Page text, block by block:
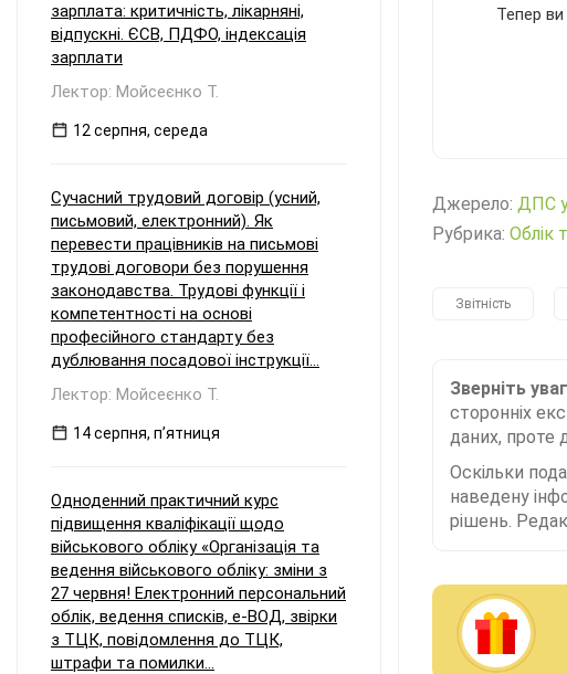
Тепер
Джерело: ДПС у
Рубрика: Облік
Звітність
Зверніть
сторонніх
даних, проте
Оскільки
наведену
рішень.
зарплата: критичність, лікарняні,
відпускні. ЄСВ, ПДФО, індексація
зарплати
Лектор: Мойсеєнко Т.
12 серпня, середа
Сучасний трудовий договір (усний,
письмовий, електронний). Як
перевести працівників на письмові
трудові договори без порушення
законодавства. Трудові функції і
компетентності на основі
професійного стандарту без
дублювання посадової інструкції...
Лектор: Мойсеєнко Т.
14 серпня, пʼятниця
Одноденний практичний курс
підвищення кваліфікації щодо
військового обліку «Організація та
ведення військового обліку: зміни з
27 червня! Електронний персональний
облік, ведення списків, е-ВОД, звірки
з ТЦК, повідомлення до ТЦК,
штрафи та помилки...